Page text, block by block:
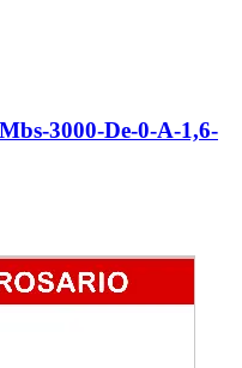
3000-De-0-A-1,6-